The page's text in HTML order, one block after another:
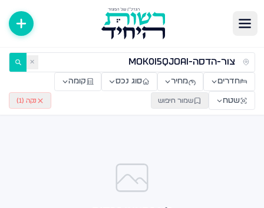
דירות למכירה ולהשכרה — רשות היחיד ✕
חדרים מחיר סוג נכס קומה
שטח שמור חיפוש נקה ( 1
)